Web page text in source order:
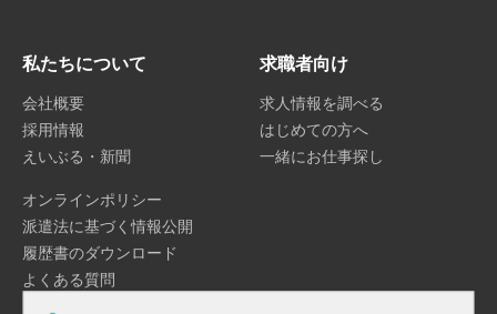
私たちについて
会社概要
採用情報
えいぶる・新聞
求職者向け
求人情報を調べる
はじめての方へ
一緒にお仕事探し
オンラインポリシー
派遣法に基づく情報公開
履歴書のダウンロード
よくある質問